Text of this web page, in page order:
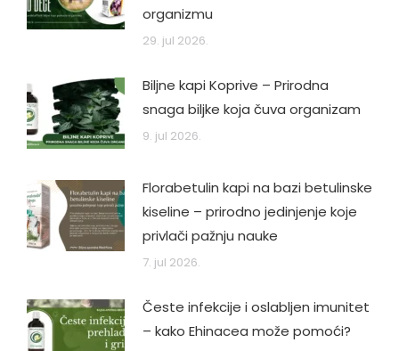
organizmu
29. jul 2026.
Biljne kapi Koprive – Prirodna
snaga biljke koja čuva organizam
9. jul 2026.
Florabetulin kapi na bazi betulinske
kiseline – prirodno jedinjenje koje
privlači pažnju nauke
7. jul 2026.
Česte infekcije i oslabljen imunitet
– kako Ehinacea može pomoći?